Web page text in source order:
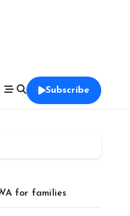
Subscribe
for families